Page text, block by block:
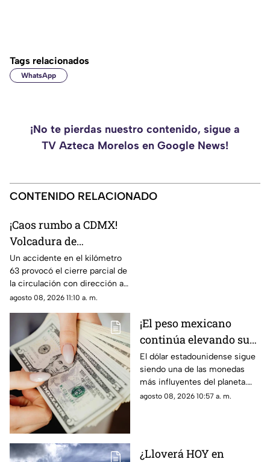
Tags relacionados
WhatsApp
¡No te pierdas nuestro contenido, sigue a
TV Azteca Morelos en Google News!
CONTENIDO RELACIONADO
¡Caos rumbo a CDMX!
Volcadura de
camioneta provoca
cierre parcial en la
México-Cuernavaca
Un accidente en el kilómetro
63 provocó el cierre parcial de
la circulación con dirección a
la Ciudad de México.
agosto 08, 2026 11:10 a. m.
¡El peso mexicano
continúa elevando su
valor! Descubre cuánto
cuesta el dólar en
Morelos HOY
El dólar estadounidense sigue
siendo una de las monedas
más influyentes del planeta.
Este es el precio que tiene en
agosto 08, 2026 10:57 a. m.
¿Lloverá HOY en